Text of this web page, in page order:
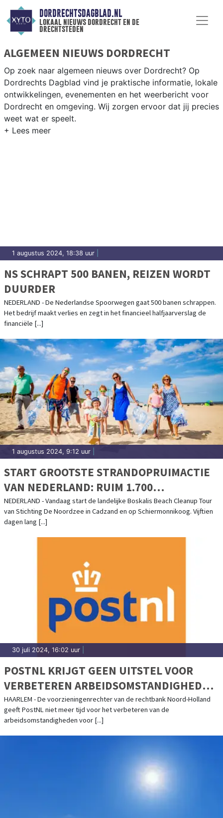
DORDRECHTSDAGBLAD.NL
lokaal nieuws dordrecht en de
drechtsteden
ALGEMEEN NIEUWS DORDRECHT
Op zoek naar algemeen nieuws over Dordrecht? Op
Dordrechts Dagblad vind je praktische informatie, lokale
ontwikkelingen, evenementen en het weerbericht voor
Dordrecht en omgeving. Wij zorgen ervoor dat jij precies
weet wat er speelt.
1 augustus 2024, 18:38 uur
NS SCHRAPT 500 BANEN, REIZEN WORDT
DUURDER
NEDERLAND - De Nederlandse Spoorwegen gaat 500 banen schrappen.
Het bedrijf maakt verlies en zegt in het financieel halfjaarverslag de
financiële [...]
1 augustus 2024, 9:12 uur
START GROOTSTE STRANDOPRUIMACTIE
VAN NEDERLAND: RUIM 1.700
VRIJWILLIGERS MAKEN DE
NOORDZEESTRANDEN SCHOON
NEDERLAND - Vandaag start de landelijke Boskalis Beach Cleanup Tour
van Stichting De Noordzee in Cadzand en op Schiermonnikoog. Vijftien
dagen lang [...]
30 juli 2024, 16:02 uur
POSTNL KRIJGT GEEN UITSTEL VOOR
VERBETEREN ARBEIDSOMSTANDIGHEDEN
IN DISTRIBUTIECENTRA
HAARLEM - De voorzieningenrechter van de rechtbank Noord-Holland
geeft PostNL niet meer tijd voor het verbeteren van de
arbeidsomstandigheden voor [...]